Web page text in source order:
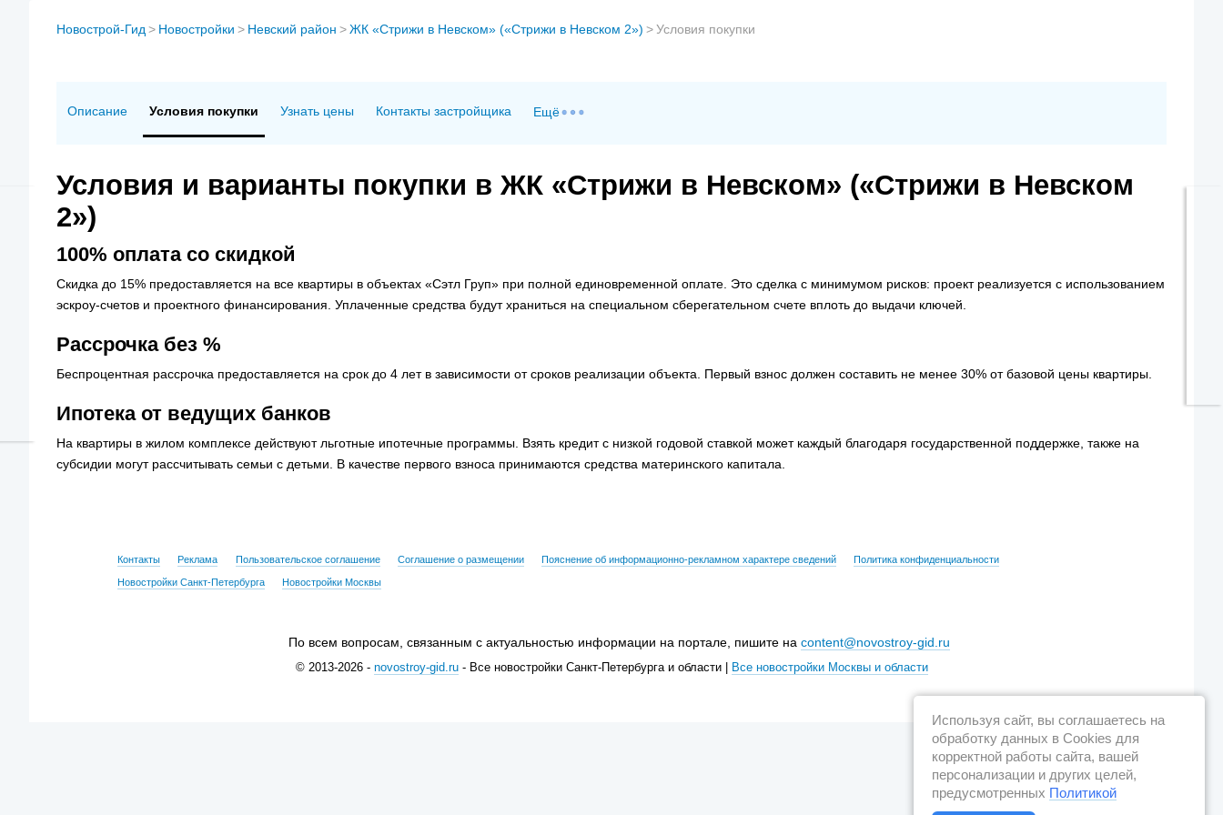
Новострой-Гид > Новостройки > Невский район >ЖК «Стрижи в Невском» («Стрижи в Невском 2») >Условия покупки
Описание Условия покупки Узнать цены Контакты застройщика Ещё
Условия и варианты покупки в ЖК «Стрижи в Невском» («Стрижи в Невском
2»)
100% оплата со скидкой
Скидка до 15% предоставляется на все квартиры в объектах «Сэтл Груп» при полной единовременной оплате. Это сделка с минимумом рисков: проект реализуется с использованием
эскроу-счетов и проектного финансирования. Уплаченные средства будут храниться на специальном сберегательном счете вплоть до выдачи ключей.
Рассрочка без %
Беспроцентная рассрочка предоставляется на срок до 4 лет в зависимости от сроков реализации объекта. Первый взнос должен составить не менее 30% от базовой цены квартиры.
Ипотека от ведущих банков
На квартиры в жилом комплексе действуют льготные ипотечные программы. Взять кредит с низкой годовой ставкой может каждый благодаря государственной поддержке, также на
субсидии могут рассчитывать семьи с детьми. В качестве первого взноса принимаются средства материнского капитала.
Контакты Реклама Пользовательское соглашение Соглашение о размещении Пояснение об информационно-рекламном характере сведений Политика конфиденциальности
Новостройки Санкт-Петербурга Новостройки Москвы
По всем вопросам, связанным с актуальностью информации на портале, пишите на content@novostroy-gid.ru
© 2013-2026 - novostroy-gid.ru - Все новостройки Санкт-Петербурга и области | Все новостройки Москвы и области
Используя сайт, вы соглашаетесь на
обработку данных в Cookies для
корректной работы сайта, вашей
персонализации и других целей,
предусмотренных Политикой